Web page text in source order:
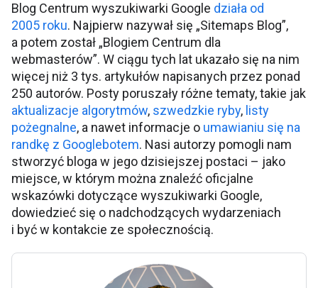
Blog Centrum wyszukiwarki Google działa od
2005 roku. Najpierw nazywał się „Sitemaps Blog”,
a potem został „Blogiem Centrum dla
webmasterów”. W ciągu tych lat ukazało się na nim
więcej niż 3 tys. artykułów napisanych przez ponad
250 autorów. Posty poruszały różne tematy, takie jak
aktualizacje algorytmów, szwedzkie ryby, listy
pożegnalne, a nawet informacje o umawianiu się na
randkę z Googlebotem. Nasi autorzy pomogli nam
stworzyć bloga w jego dzisiejszej postaci – jako
miejsce, w którym można znaleźć oficjalne
wskazówki dotyczące wyszukiwarki Google,
dowiedzieć się o nadchodzących wydarzeniach
i być w kontakcie ze społecznością.